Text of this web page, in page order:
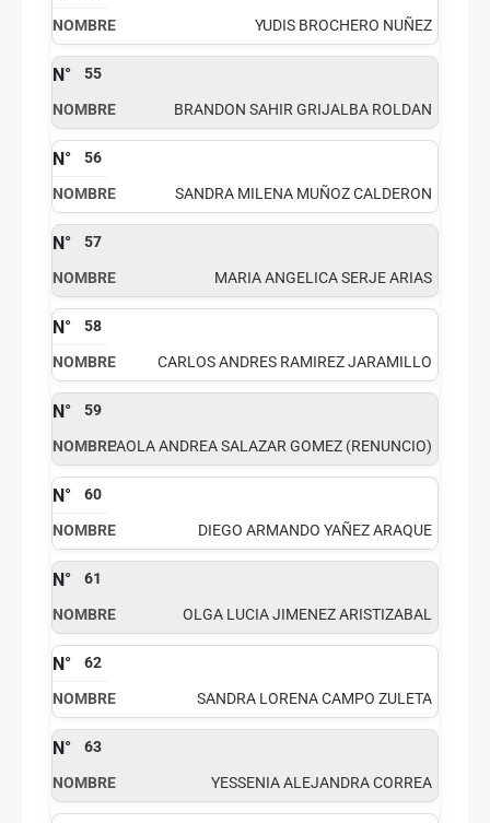
YUDIS BROCHERO NUÑEZ
55
BRANDON SAHIR GRIJALBA ROLDAN
56
SANDRA MILENA MUÑOZ CALDERON
57
MARIA ANGELICA SERJE ARIAS
58
CARLOS ANDRES RAMIREZ JARAMILLO
59
PAOLA ANDREA SALAZAR GOMEZ (RENUNCIO)
60
DIEGO ARMANDO YAÑEZ ARAQUE
61
OLGA LUCIA JIMENEZ ARISTIZABAL
62
SANDRA LORENA CAMPO ZULETA
63
YESSENIA ALEJANDRA CORREA